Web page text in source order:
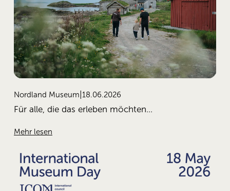
Nordland Museum 18.06.2026
Für alle, die das erleben möchten...
Mehr lesen